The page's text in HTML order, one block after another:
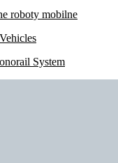
roboty mobilne
System